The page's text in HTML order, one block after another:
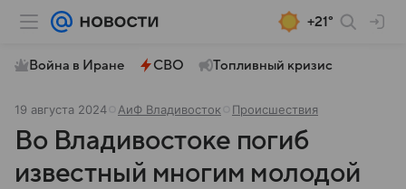
+21°
Война в Иране СВО Топливный кризис
19 августа 2024 АиФ Владивосток Происшествия
Во Владивостоке погиб
известный многим молодой